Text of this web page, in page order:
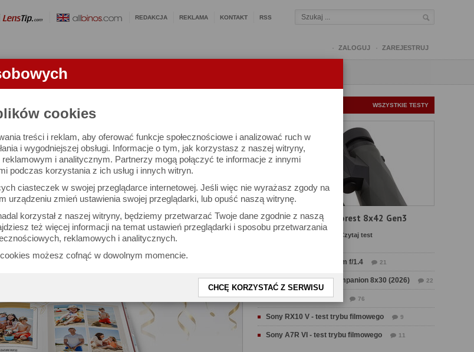
cookies
treści i reklam, aby oferować funkcje społecznościowe i analizować ruch w
i wygodniejszej obsługi. Informacje o tym, jak korzystasz z naszej witryny,
i analitycznym. Partnerzy mogą połączyć te informacje z innymi
podczas korzystania z ich usług i innych witryn.
ciasteczek w swojej przeglądarce internetowej. Jeśli więc nie wyrażasz zgody na
urządzeniu zmień ustawienia swojej przeglądarki, lub opuść naszą witrynę.
korzystał z naszej witryny, będziemy przetwarzać Twoje dane zgodnie z naszą
też więcej informacji na temat ustawień przeglądarki i sposobu przetwarzania
reklamowych i analitycznych.
możesz cofnąć w dowolnym momencie.
CHCĘ KORZYSTAĆ Z SERWISU
REDAKCJA REKLAMA KONTAKT RSS
ZALOGUJ ZAREJESTRUJ
LORNETKI
FOTOKSIĄŻKI
WSZYSTKIE TESTY
Test Delta Optical Forest 8x42 Gen3
Czytaj test
Test Sirui Aurora 35 mm f/1.4 21
Test Swarovski CL Companion 8x30 (2026) 22
Test Fujifilm GFX 100 II 76
Sony RX10 V - test trybu filmowego 9
Sony A7R VI - test trybu filmowego 11